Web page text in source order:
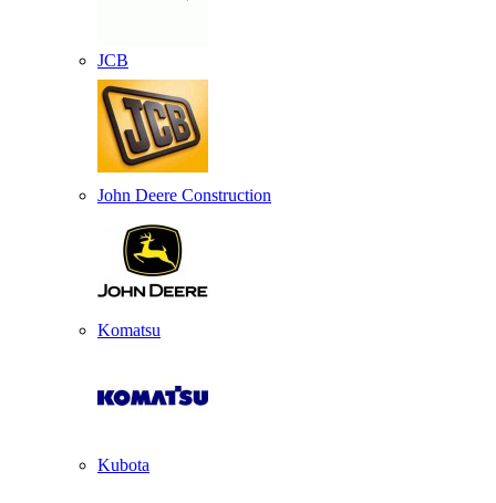
JCB
John Deere Construction
Komatsu
Kubota